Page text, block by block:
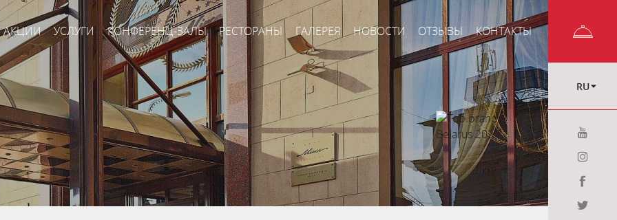
RU
АКЦИИ УСЛУГИ КОНФЕРЕНЦ-ЗАЛЫ РЕСТОРАНЫ ГАЛЕРЕЯ НОВОСТИ ОТЗЫВЫ КОНТАКТЫ